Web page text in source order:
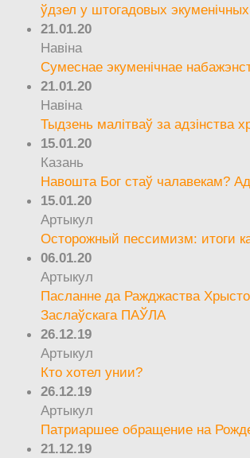
ўдзел у штогадовых
21.01.20
Навіна
Сумеснае экуменічнае
21.01.20
Навіна
Тыдзень малітваў за адзінства
15.01.20
Казань
Навошта Бог стаў чалавекам?
15.01.20
Артыкул
Осторожный пессимизм: итоги
06.01.20
Артыкул
Пасланне да Ражджаства
Заслаўскага ПАЎЛА
26.12.19
Артыкул
Кто хотел унии?
26.12.19
Артыкул
Патриаршее обращение на
21.12.19